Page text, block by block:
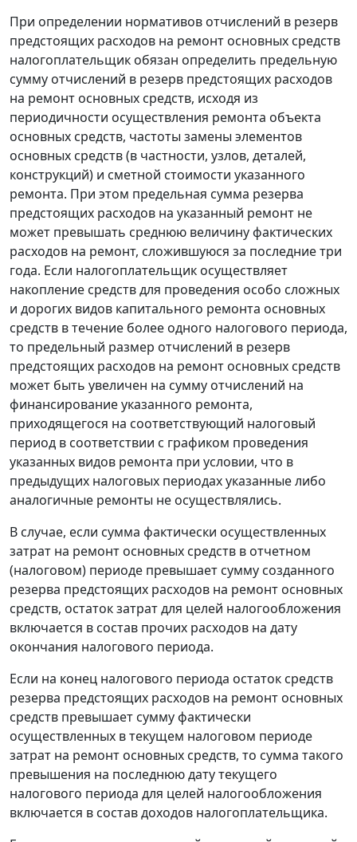
При определении нормативов отчислений в резерв
предстоящих расходов на ремонт основных средств
налогоплательщик обязан определить предельную
сумму отчислений в резерв предстоящих расходов
на ремонт основных средств, исходя из
периодичности осуществления ремонта объекта
основных средств, частоты замены элементов
основных средств (в частности, узлов, деталей,
конструкций) и сметной стоимости указанного
ремонта. При этом предельная сумма резерва
предстоящих расходов на указанный ремонт не
может превышать среднюю величину фактических
расходов на ремонт, сложившуюся за последние три
года. Если налогоплательщик осуществляет
накопление средств для проведения особо сложных
и дорогих видов капитального ремонта основных
средств в течение более одного налогового периода,
то предельный размер отчислений в резерв
предстоящих расходов на ремонт основных средств
может быть увеличен на сумму отчислений на
финансирование указанного ремонта,
приходящегося на соответствующий налоговый
период в соответствии с графиком проведения
указанных видов ремонта при условии, что в
предыдущих налоговых периодах указанные либо
аналогичные ремонты не осуществлялись.
В случае, если сумма фактически осуществленных
затрат на ремонт основных средств в отчетном
(налоговом) периоде превышает сумму созданного
резерва предстоящих расходов на ремонт основных
средств, остаток затрат для целей налогообложения
включается в состав прочих расходов на дату
окончания налогового периода.
Если на конец налогового периода остаток средств
резерва предстоящих расходов на ремонт основных
средств превышает сумму фактически
осуществленных в текущем налоговом периоде
затрат на ремонт основных средств, то сумма такого
превышения на последнюю дату текущего
налогового периода для целей налогообложения
включается в состав доходов налогоплательщика.